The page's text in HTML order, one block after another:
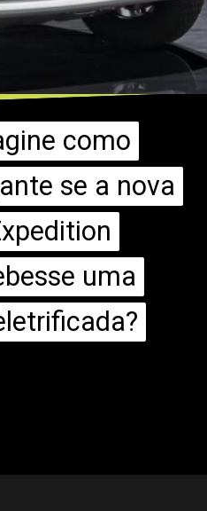
como
se a nova
uma
como
se a nova
uma